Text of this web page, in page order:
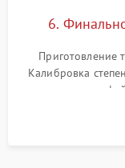
6.
Приготовление
Калибровка
плотности
качества